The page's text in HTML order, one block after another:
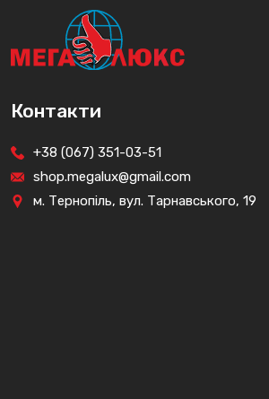
Контакти
+38 (067) 351-03-51
shop.megalux@gmail.com
м. Тернопіль, вул. Тарнавського, 19